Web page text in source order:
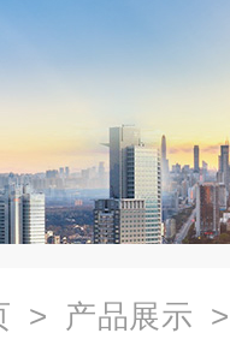
> 产品展示